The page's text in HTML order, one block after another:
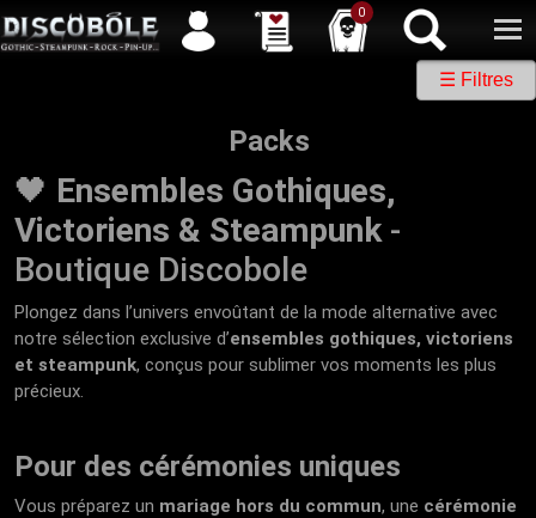
0
Service client 04 50 26 57 88 Newsletter | | Facebook
☰ Filtres
Packs
🖤 Ensembles Gothiques,
Victoriens & Steampunk-
Boutique Discobole
Plongez dans l’univers envoûtant de la mode alternative avec
notre sélection exclusive d’ensembles gothiques, victoriens
et steampunk, conçus pour sublimer vos moments les plus
précieux.
Pour des cérémonies uniques
Vous préparez un mariage hors du commun, une cérémonie